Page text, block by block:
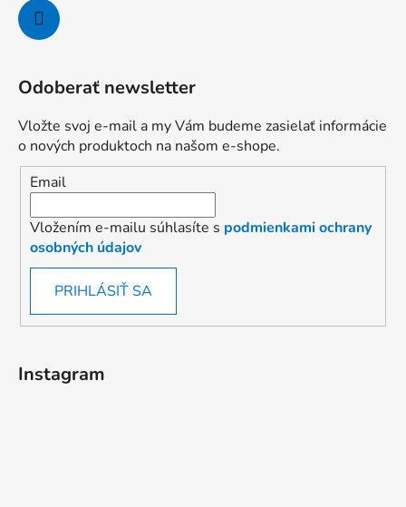
Odoberať newsletter
Vložte svoj e-mail a my Vám budeme zasielať informácie
o nových produktoch na našom e-shope.
Email
Vložením e-mailu súhlasíte s podmienkami ochrany
osobných údajov
PRIHLÁSIŤ SA
Instagram